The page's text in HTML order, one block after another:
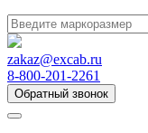
zakaz@excab.ru
8-800-201-2261
Обратный звонок